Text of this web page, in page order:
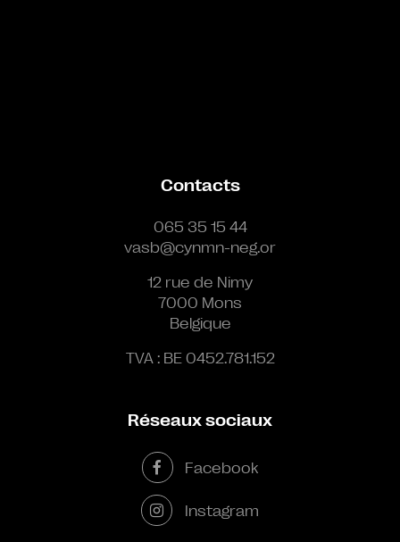
Contacts
065 35 15 44
vasb@cynmn-neg.or
12 rue de Nimy
7000 Mons
Belgique
TVA : BE 0452.781.152
Réseaux sociaux
Facebook
Instagram